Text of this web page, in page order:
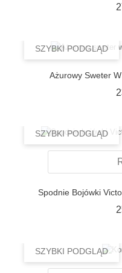
SZYBKI PODGLĄD
Ażurowy Sweter
SZYBKI PODGLĄD
Spodnie Bojówki
SZYBKI PODGLĄD